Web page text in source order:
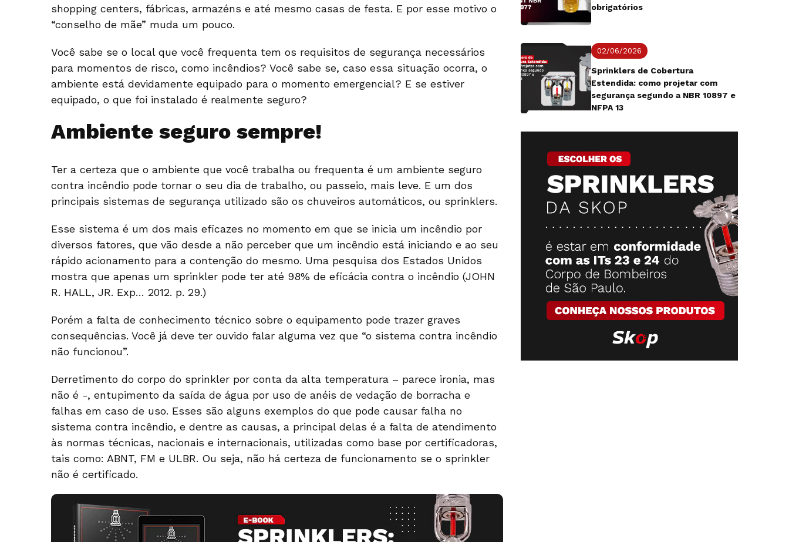
shopping centers, fábricas, armazéns e até mesmo casas de festa. E por esse motivo o
“conselho de mãe” muda um pouco.
Você sabe se o local que você frequenta tem os requisitos de segurança necessários
para momentos de risco, como incêndios? Você sabe se, caso essa situação ocorra, o
ambiente está devidamente equipado para o momento emergencial? E se estiver
equipado, o que foi instalado é realmente seguro?
Ambiente seguro sempre!
Ter a certeza que o ambiente que você trabalha ou frequenta é um ambiente seguro
contra incêndio pode tornar o seu dia de trabalho, ou passeio, mais leve. E um dos
principais sistemas de segurança utilizado são os chuveiros automáticos, ou sprinklers.
Esse sistema é um dos mais eficazes no momento em que se inicia um incêndio por
diversos fatores, que vão desde a não perceber que um incêndio está iniciando e ao seu
rápido acionamento para a contenção do mesmo. Uma pesquisa dos Estados Unidos
mostra que apenas um sprinkler pode ter até 98% de eficácia contra o incêndio (JOHN
R. HALL, JR. Exp… 2012. p. 29.)
Porém a falta de conhecimento técnico sobre o equipamento pode trazer graves
consequências. Você já deve ter ouvido falar alguma vez que “o sistema contra incêndio
não funcionou”.
Derretimento do corpo do sprinkler por conta da alta temperatura – parece ironia, mas
não é -, entupimento da saída de água por uso de anéis de vedação de borracha e
falhas em caso de uso. Esses são alguns exemplos do que pode causar falha no
sistema contra incêndio, e dentre as causas, a principal delas é a falta de atendimento
às normas técnicas, nacionais e internacionais, utilizadas como base por certificadoras,
tais como: ABNT, FM e ULBR. Ou seja, não há certeza de funcionamento se o sprinkler
não é certificado.
obrigatórios
02/06/2026
Sprinklers de Cobertura
Estendida: como projetar com
segurança segundo a NBR 10897 e
NFPA 13